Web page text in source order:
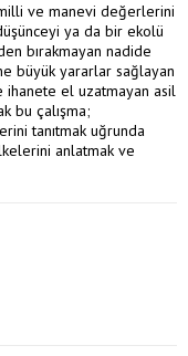
ve manevi değerlerini
ya da bir ekolü
bırakmayan nadide
büyük yararlar sağlayan
el uzatmayan asil
bu çalışma;
tanıtmak uğrunda
anlatmak ve